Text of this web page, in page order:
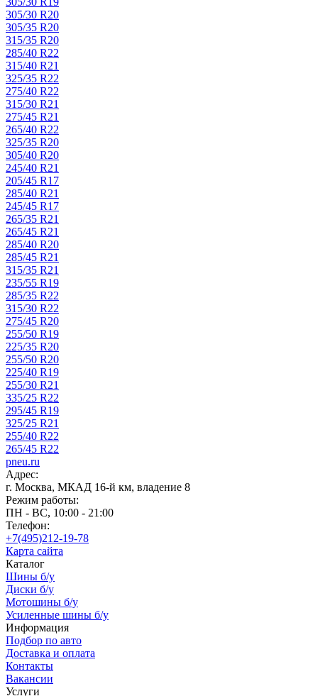
305/30 R20
305/35 R20
315/35 R20
285/40 R22
315/40 R21
325/35 R22
275/40 R22
315/30 R21
275/45 R21
265/40 R22
325/35 R20
305/40 R20
245/40 R21
205/45 R17
285/40 R21
245/45 R17
265/35 R21
265/45 R21
285/40 R20
285/45 R21
315/35 R21
235/55 R19
285/35 R22
315/30 R22
275/45 R20
255/50 R19
225/35 R20
255/50 R20
225/40 R19
255/30 R21
335/25 R22
295/45 R19
325/25 R21
255/40 R22
265/45 R22
pneu.ru
Адрес:
г. Москва, МКАД 16-й км, владение 8
Режим работы:
ПН - ВС, 10:00 - 21:00
Телефон:
+7(495)212-19-78
Карта сайта
Каталог
Шины б/у
Диски б/у
Мотошины б/у
Усиленные шины б/у
Информация
Подбор по авто
Доставка и оплата
Контакты
Вакансии
Услуги